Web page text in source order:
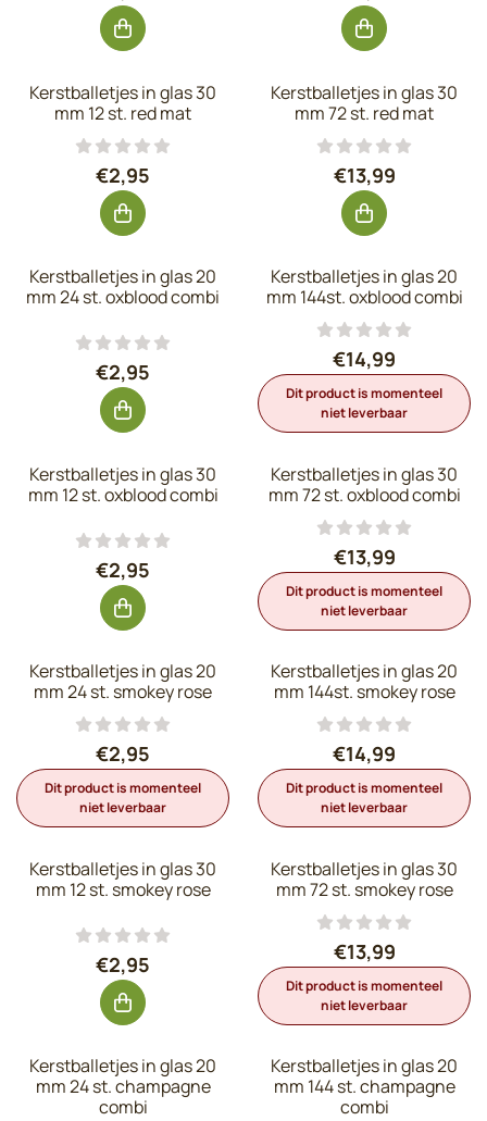
Kerstballetjes in glas 30
mm 12 st. red mat
Prijs: 2,95, exclusief btw: 2,44
€2,95
Kerstballetjes in glas 30
mm 72 st. red mat
Prijs: 13,99,
€13,99
Kerstballetjes in glas 20
mm 24 st. oxblood combi
Prijs: 2,95, exclusief btw: 2,44
€2,95
Kerstballetjes in glas 20
mm 144st. oxblood combi
Prijs: 14,99,
€14,99
Dit product is momenteel
niet leverbaar
Kerstballetjes in glas 30
mm 12 st. oxblood combi
Prijs: 2,95, exclusief btw: 2,44
€2,95
Kerstballetjes in glas 30
mm 72 st. oxblood combi
Prijs: 13,99,
€13,99
Dit product is momenteel
niet leverbaar
Kerstballetjes in glas 20
mm 24 st. smokey rose
Prijs: 2,95, exclusief btw: 2,44
€2,95
Dit product is momenteel
niet leverbaar
Kerstballetjes in glas 20
mm 144st. smokey rose
Prijs: 14,99,
€14,99
Dit product is momenteel
niet leverbaar
Kerstballetjes in glas 30
mm 12 st. smokey rose
Prijs: 2,95, exclusief btw: 2,44
€2,95
Kerstballetjes in glas 30
mm 72 st. smokey rose
Prijs: 13,99,
€13,99
Dit product is momenteel
niet leverbaar
Kerstballetjes in glas 20
mm 24 st. champagne
combi
Kerstballetjes in glas 20
mm 144 st. champagne
combi